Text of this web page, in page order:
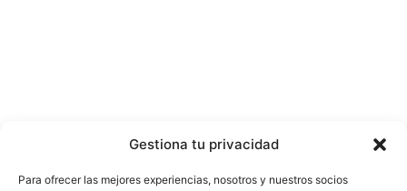
Gestiona tu privacidad
Para ofrecer las mejores experiencias, nosotros y nuestros socios